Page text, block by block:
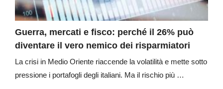
Guerra, mercati e fisco: perché il 26% può
diventare il vero nemico dei risparmiatori
La crisi in Medio Oriente riaccende la volatilità e mette sotto
pressione i portafogli degli italiani. Ma il rischio più …